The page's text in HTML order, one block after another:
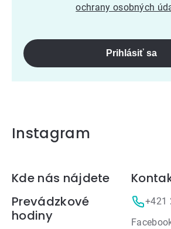
ochrany osobných
Prihlásiť sa
Instagram
Zápätie
Kde nás nájdete
Prevádzkové
hodiny
+421